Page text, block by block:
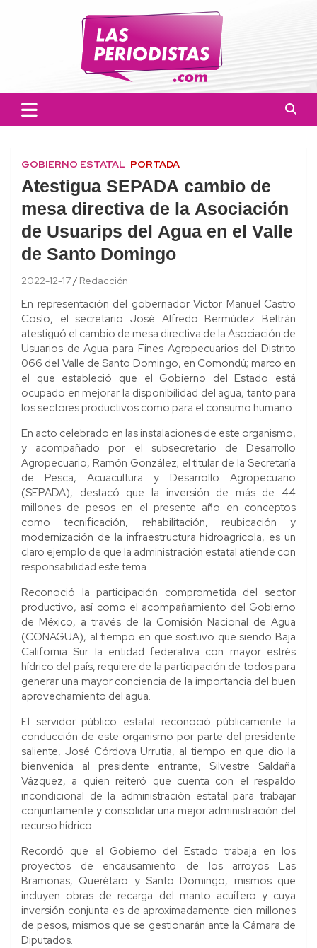
Las Periodistas
informado a la población.
GOBIERNO ESTATAL PORTADA
Atestigua SEPADA cambio de
mesa directiva de la Asociación
de Usuarips del Agua en el Valle
de Santo Domingo
2022-12-17 Redacción
En representación del gobernador Víctor Manuel Castro
Cosío, el secretario José Alfredo Bermúdez Beltrán
atestiguó el cambio de mesa directiva de la Asociación de
Usuarios de Agua para Fines Agropecuarios del Distrito
066 del Valle de Santo Domingo, en Comondú; marco en
el que estableció que el Gobierno del Estado está
ocupado en mejorar la disponibilidad del agua, tanto para
los sectores productivos como para el consumo humano.
En acto celebrado en las instalaciones de este organismo,
y acompañado por el subsecretario de Desarrollo
Agropecuario, Ramón González; el titular de la Secretaría
de Pesca, Acuacultura y Desarrollo Agropecuario
(SEPADA), destacó que la inversión de más de 44
millones de pesos en el presente año en conceptos
como tecnificación, rehabilitación, reubicación y
modernización de la infraestructura hidroagrícola, es un
claro ejemplo de que la administración estatal atiende con
responsabilidad este tema.
Reconoció la participación comprometida del sector
productivo, así como el acompañamiento del Gobierno
de México, a través de la Comisión Nacional de Agua
(CONAGUA), al tiempo en que sostuvo que siendo Baja
California Sur la entidad federativa con mayor estrés
hídrico del país, requiere de la participación de todos para
generar una mayor conciencia de la importancia del buen
aprovechamiento del agua.
El servidor público estatal reconoció públicamente la
conducción de este organismo por parte del presidente
saliente, José Córdova Urrutia, al tiempo en que dio la
bienvenida al presidente entrante, Silvestre Saldaña
Vázquez, a quien reiteró que cuenta con el respaldo
incondicional de la administración estatal para trabajar
conjuntamente y consolidar una mejor administración del
recurso hídrico.
Recordó que el Gobierno del Estado trabaja en los
proyectos de encausamiento de los arroyos Las
Bramonas, Querétaro y Santo Domingo, mismos que
incluyen obras de recarga del manto acuífero y cuya
inversión conjunta es de aproximadamente cien millones
de pesos, mismos que se gestionarán ante la Cámara de
Diputados.